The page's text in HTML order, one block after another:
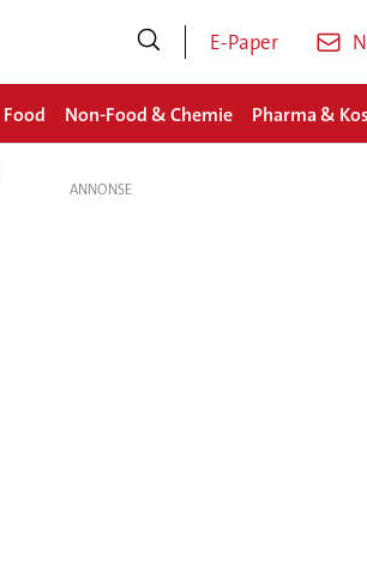
E-Paper
Food Non-Food & Chemie Pharma &